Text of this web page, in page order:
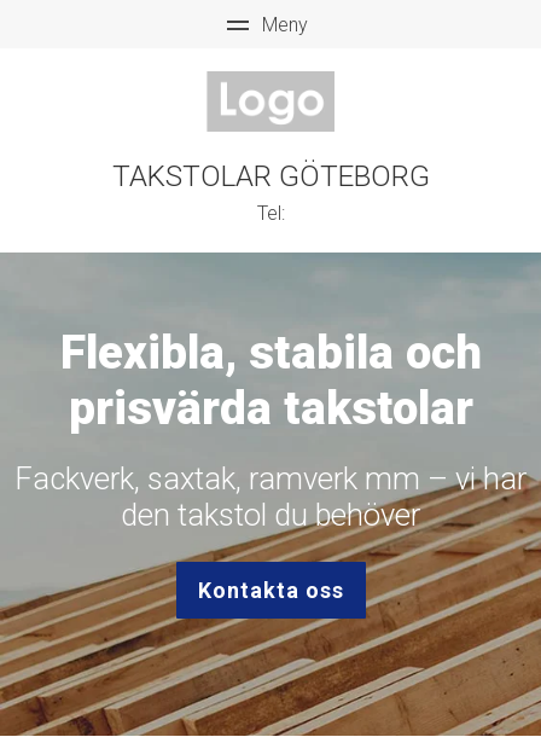
TAKSTOLAR GÖTEBORG
Tel:
Flexibla, stabila och
prisvärda takstolar
Fackverk, saxtak, ramverk mm – vi har
den takstol du behöver
Kontakta oss